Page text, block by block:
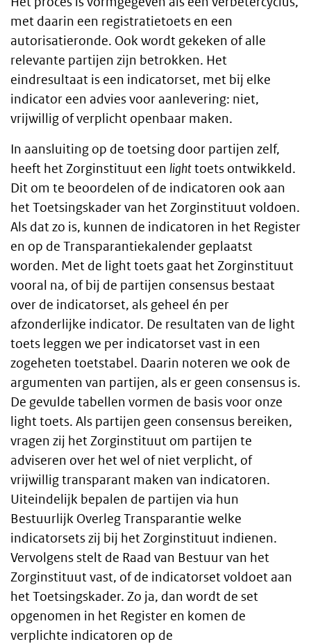
met daarin een registratietoets en een
autorisatieronde. Ook wordt gekeken of alle
relevante partijen zijn betrokken. Het
eindresultaat is een indicatorset, met bij elke
indicator een advies voor aanlevering: niet,
vrijwillig of verplicht openbaar maken.
In aansluiting op de toetsing door partijen zelf,
heeft het Zorginstituut een lighttoets ontwikkeld.
Dit om te beoordelen of de indicatoren ook aan
het Toetsingskader van het Zorginstituut voldoen.
Als dat zo is, kunnen de indicatoren in het Register
en op de Transparantiekalender geplaatst
worden. Met de light toets gaat het Zorginstituut
vooral na, of bij de partijen consensus bestaat
over de indicatorset, als geheel én per
afzonderlijke indicator. De resultaten van de light
toets leggen we per indicatorset vast in een
zogeheten toetstabel. Daarin noteren we ook de
argumenten van partijen, als er geen consensus is.
De gevulde tabellen vormen de basis voor onze
light toets. Als partijen geen consensus bereiken,
vragen zij het Zorginstituut om partijen te
adviseren over het wel of niet verplicht, of
vrijwillig transparant maken van indicatoren.
Uiteindelijk bepalen de partijen via hun
Bestuurlijk Overleg Transparantie welke
indicatorsets zij bij het Zorginstituut indienen.
Vervolgens stelt de Raad van Bestuur van het
Zorginstituut vast, of de indicatorset voldoet aan
het Toetsingskader. Zo ja, dan wordt de set
opgenomen in het Register en komen de
verplichte indicatoren op de